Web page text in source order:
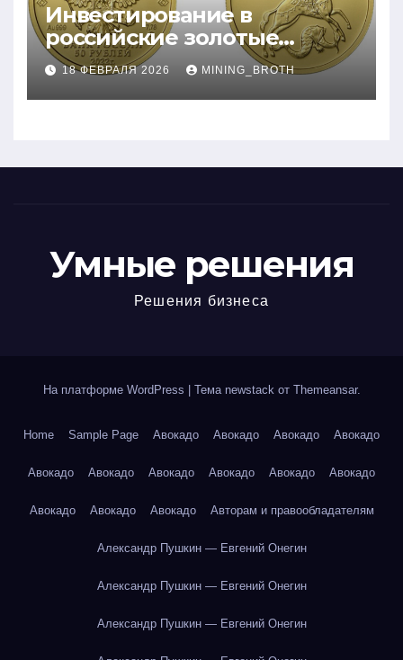
Инвестирование в
российские золотые
монеты: подробное
руководство
18 ФЕВРАЛЯ 2026 MINING_BROTH
Умные решения
Решения бизнеса
На платформе WordPress Тема newstack от Themeansar.
Home Sample Page Авокадо Авокадо Авокадо Авокадо
Авокадо Авокадо Авокадо Авокадо Авокадо Авокадо
Авокадо Авокадо Авокадо Авторам и правообладателям
Александр Пушкин — Евгений Онегин
Александр Пушкин — Евгений Онегин
Александр Пушкин — Евгений Онегин